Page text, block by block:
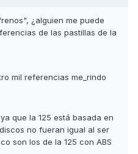
¿alguien me puede
de las pastillas de la
mil referencias me_rindo
que la 125 está basada en
no fueran igual al ser
son los de la 125 con ABS